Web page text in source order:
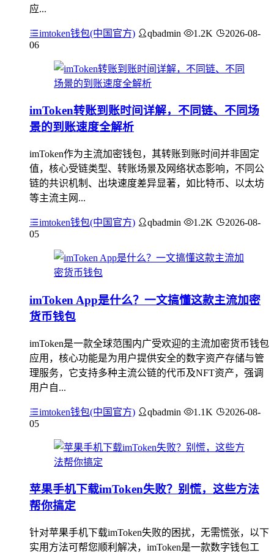
应...
imtoken钱包(中国官方) qbadmin 1.2K
2026-08-
06
imToken转账到账时间详解，不同链、不同场
景的到账速度全解析
imToken作为主流加密钱包，其转账到账时间并非固定
值，核心受链类型、转账场景及网络状态影响，不同公
链的共识机制、出块速度差异显著，如比特币、以太坊
等主流主网...
imtoken钱包(中国官方) qbadmin 1.2K
2026-08-
05
imToken App是什么？一文搞懂这款主流加密
货币钱包
imToken是一款全球范围内广受欢迎的主流加密货币钱包
应用，核心功能是为用户提供安全的数字资产存储与管
理服务，它支持多种主流公链的代币及NFT资产，强调
用户自...
imtoken钱包(中国官方) qbadmin 1.1K
2026-08-
05
苹果手机下载imToken失败？别慌，这些方法
帮你搞定
针对苹果手机下载imToken失败的困扰，无需慌张，以下
实用方法可帮您顺利解决，imToken是一款数字钱包工